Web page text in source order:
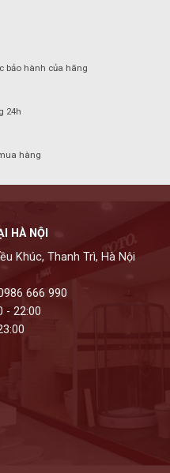
bảo hành của hãng
24h
hàng
HÀ NỘI
Khúc, Thanh Trì, Hà Nội
666 990
- 22:00